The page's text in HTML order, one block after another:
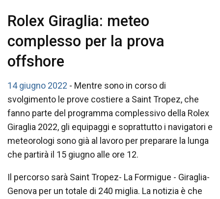
Rolex Giraglia: meteo
complesso per la prova
offshore
14 giugno 2022 - Mentre sono in corso di
svolgimento le prove costiere a Saint Tropez, che
fanno parte del programma complessivo della Rolex
Giraglia 2022, gli equipaggi e soprattutto i navigatori e
meteorologi sono già al lavoro per preparare la lunga
che partirà il 15 giugno alle ore 12.
Il percorso sarà Saint Tropez- La Formigue - Giraglia-
Genova per un totale di 240 miglia. La notizia è che